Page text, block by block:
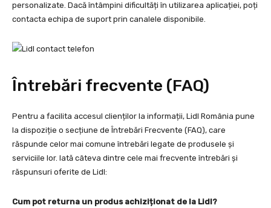
personalizate. Dacă întâmpini dificultăți în utilizarea aplicației, poți
contacta echipa de suport prin canalele disponibile.
Întrebări frecvente (FAQ)
Pentru a facilita accesul clienților la informații, Lidl România pune
la dispoziție o secțiune de Întrebări Frecvente (FAQ), care
răspunde celor mai comune întrebări legate de produsele și
serviciile lor. Iată câteva dintre cele mai frecvente întrebări și
răspunsuri oferite de Lidl:
Cum pot returna un produs achiziționat de la Lidl?